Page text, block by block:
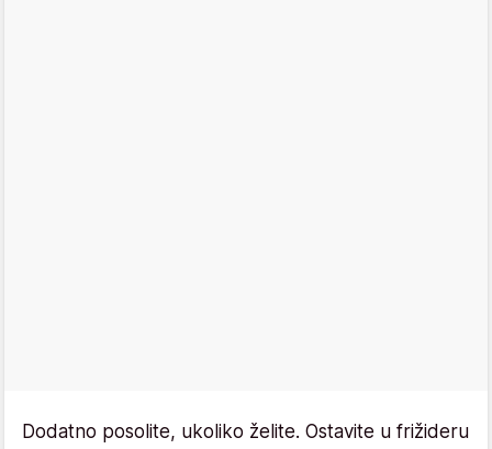
Dodatno posolite, ukoliko želite. Ostavite u frižideru